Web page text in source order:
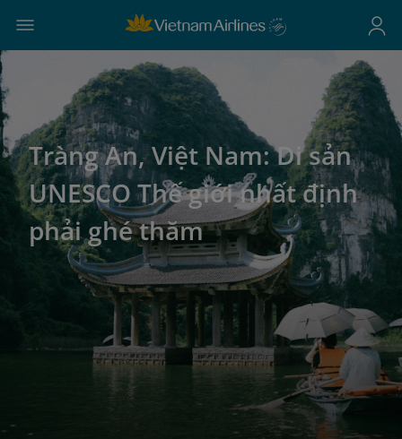
Tràng An, Việt Nam: Di sản
UNESCO Thế giới nhất định
phải ghé thăm